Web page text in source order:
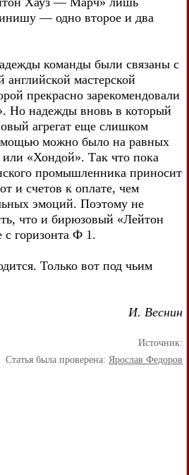
— одно второе и два
команды были связаны с
английской мастерской
прекрасно зарекомендовали
Но надежды вновь в который
агрегат еще слишком
можно было на равных
или «Хондой». Так что пока
промышленника приносит
и счетов к оплате, чем
эмоций. Поэтому не
что и бирюзовый «Лейтон
с горизонта Ф 1.
Только вот под чьим
И. Веснин
Источник:
Статья была проверена: Ярослав Федоров